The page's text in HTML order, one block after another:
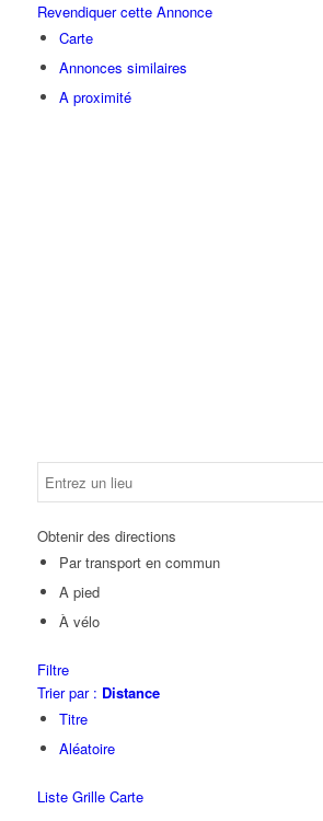
Revendiquer cette Annonce
Carte
Annonces similaires
A proximité
Obtenir des directions
Par transport en commun
A pied
À vélo
Filtre
Trier par : Distance
Titre
Aléatoire
Liste Grille Carte